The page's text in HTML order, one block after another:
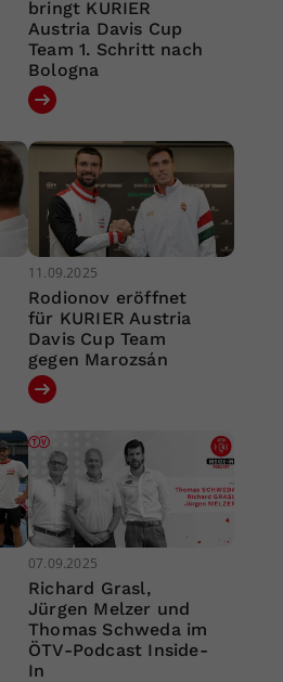
bringt KURIER
Austria Davis Cup
Team 1. Schritt nach
Bologna
11.09.2025
Rodionov eröffnet
für KURIER Austria
Davis Cup Team
gegen Marozsán
07.09.2025
Richard Grasl,
Jürgen Melzer und
Thomas Schweda im
ÖTV-Podcast Inside-
In